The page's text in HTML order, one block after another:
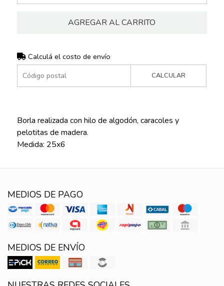
AGREGAR AL CARRITO
Calculá el costo de envío
CALCULAR
Borla realizada con hilo de algodón, caracoles y
pelotitas de madera.
Medida: 25x6
MEDIOS DE PAGO
MEDIOS DE ENVÍO